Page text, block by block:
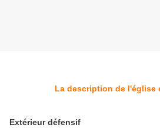
La description de l'église
Extérieur défensif